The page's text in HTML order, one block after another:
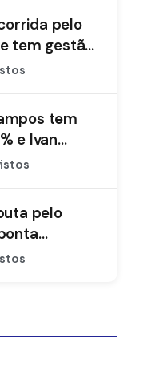
pelo
tem gestão
tem
e Ivan
pelo